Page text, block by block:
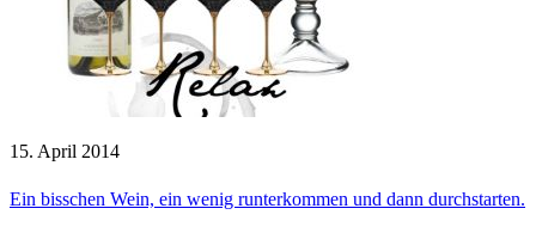
15. April 2014
Ein bisschen Wein, ein wenig runterkommen und dann durchstarten.